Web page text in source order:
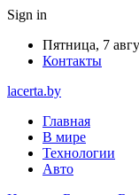
Sign in
Пятница, 7
Контакты
lacerta.by
Главная
В мире
Технологии
Авто